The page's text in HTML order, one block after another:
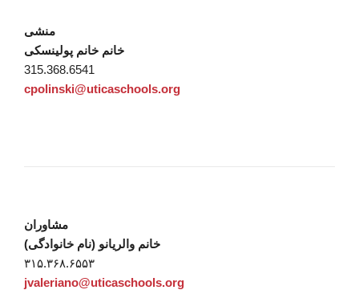
منشی
خانم خانم پولینسکی
315.368.6541
cpolinski@uticaschools.org
مشاوران
خانم والریانو (نام خانوادگی)
۳۱۵.۳۶۸.۶۵۵۳
jvaleriano@uticaschools.org